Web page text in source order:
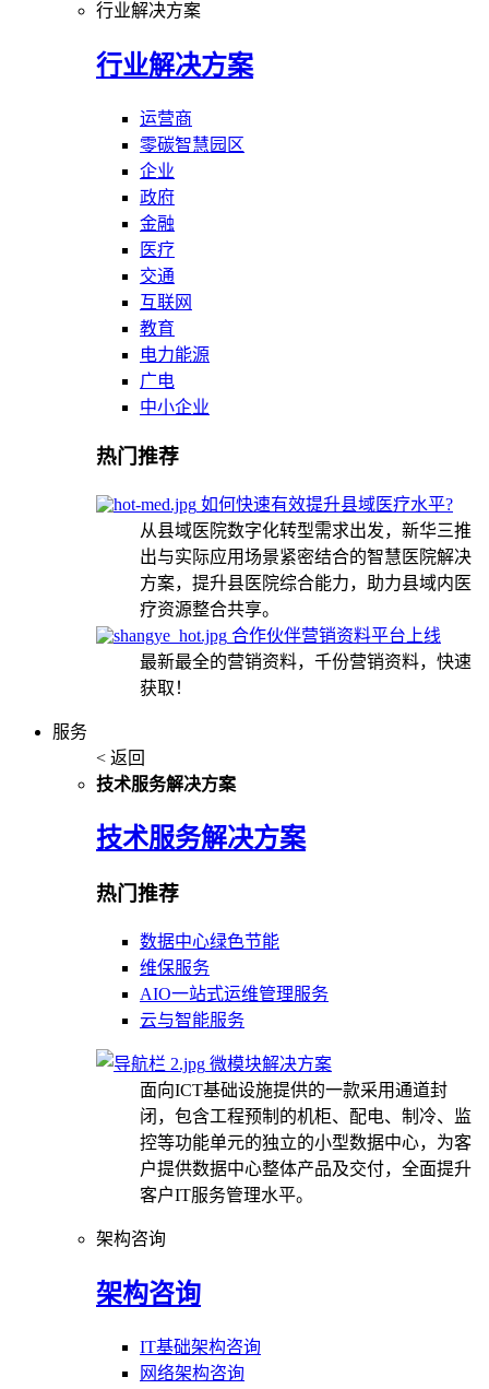
行业解决方案
行业解决方案
运营商
零碳智慧园区
企业
政府
金融
医疗
交通
互联网
教育
电力能源
广电
中小企业
热门推荐
如何快速有效提升县域医疗水平?
从县域医院数字化转型需求出发，新华三推
出与实际应用场景紧密结合的智慧医院解决
方案，提升县医院综合能力，助力县域内医
疗资源整合共享。
合作伙伴营销资料平台上线
最新最全的营销资料，千份营销资料，快速
获取！
服务
< 返回
技术服务解决方案
技术服务解决方案
热门推荐
数据中心绿色节能
维保服务
AIO一站式运维管理服务
云与智能服务
微模块解决方案
面向ICT基础设施提供的一款采用通道封
闭，包含工程预制的机柜、配电、制冷、监
控等功能单元的独立的小型数据中心，为客
户提供数据中心整体产品及交付，全面提升
客户IT服务管理水平。
架构咨询
架构咨询
IT基础架构咨询
网络架构咨询